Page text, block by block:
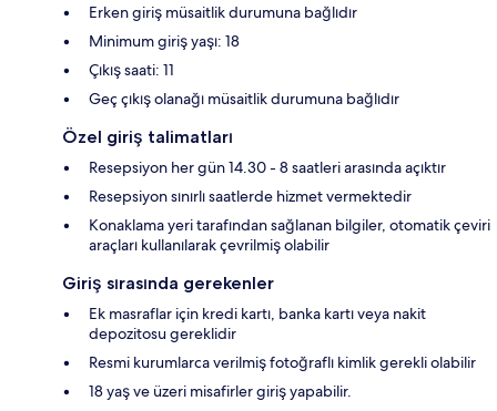
Erken giriş müsaitlik durumuna bağlıdır
Minimum giriş yaşı: 18
Çıkış saati: 11
Geç çıkış olanağı müsaitlik durumuna bağlıdır
Özel giriş talimatları
Resepsiyon her gün 14.30 - 8 saatleri arasında açıktır
Resepsiyon sınırlı saatlerde hizmet vermektedir
Konaklama yeri tarafından sağlanan bilgiler, otomatik çeviri
araçları kullanılarak çevrilmiş olabilir
Giriş sırasında gerekenler
Ek masraflar için kredi kartı, banka kartı veya nakit
depozitosu gereklidir
Resmi kurumlarca verilmiş fotoğraflı kimlik gerekli olabilir
18 yaş ve üzeri misafirler giriş yapabilir.